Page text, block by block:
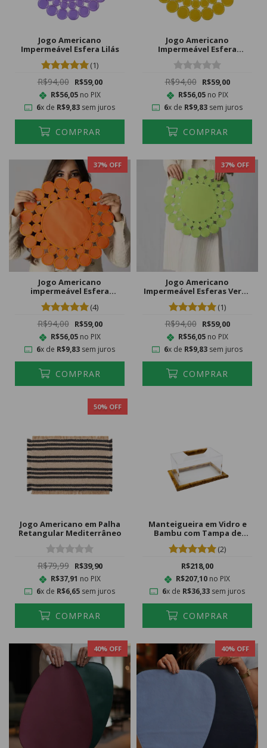
Jogo Americano
Impermeável Esfera Lilás
(1)
R$94,00 R$59,00
R$56,05no PIX
6x de R$9,83 sem juros
COMPRAR
Jogo Americano
Impermeável Esfera
R$94,00 R$59,00
R$56,05no PIX
6x de R$9,83 sem juros
COMPRAR
37% OFF
Jogo Americano
impermeável Esfera
Laranja
(4)
R$94,00 R$59,00
R$56,05no PIX
6x de R$9,83 sem juros
COMPRAR
37% OFF
Jogo Americano
Impermeável Esferas Verde
Lima
(1)
R$94,00 R$59,00
R$56,05no PIX
6x de R$9,83 sem juros
COMPRAR
50% OFF
Jogo Americano em Palha
Retangular Mediterrâneo
R$79,99 R$39,90
R$37,91 no PIX
6x de R$6,65 sem juros
COMPRAR
Manteigueira em Vidro e
Bambu com Tampa de
Acrílico
(2)
R$218,00
R$207,10 no PIX
6x de R$36,33sem juros
COMPRAR
40% OFF 40% OFF